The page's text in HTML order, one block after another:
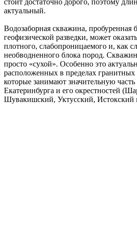
стоит достаточно дорого, поэтому
актуальный.
Водозаборная скважина, пробуренная
геофизической разведки, может
плотного, слабопроницаемого и, как
необводненного блока пород.
просто «сухой». Особенно это
расположенных в пределах
которые занимают значительную
Екатеринбурга и его окрестностей
Шувакишский, Уктусский, Истокский